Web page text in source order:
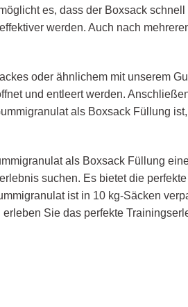
es, dass der Boxsack
werden. Auch nach
oder ähnlichem mit unserem
und entleert werden.
als Boxsack Füllung
als Boxsack Füllung
suchen. Es bietet die
ist in 10 kg-Säcken
Sie das perfekte